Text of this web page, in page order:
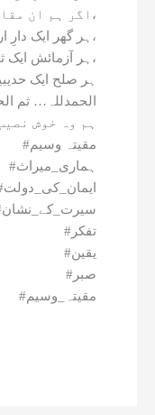
اگر ہم ان مقامات کو صرف تاریخ نہ سمجھیں بلکہ اپنی زندگی کا آئینہ بنا لیں تو ہر دل میں ایک حرا ہو سکتا ہے،
ہر گھر ایک دارِ ارقم،
ہر آزمائش ایک ثور،
ہر صلح ایک
الحمدللہ… ثم
ہم وہ خوش
#مقیتہ وسیم
#ہماری_میراث
#ایمان_کی_دولت
#سیرت_کے_نشان
#تفکر
#یقین
#صبر
#مقیتہ_وسیم